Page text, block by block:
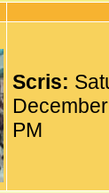
Scris:
PM